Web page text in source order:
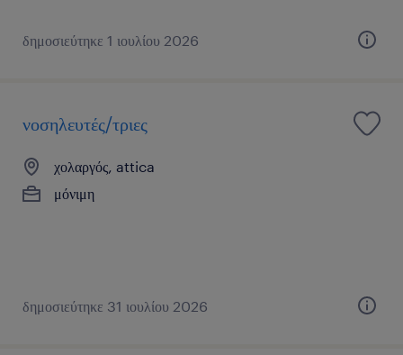
δημοσιεύτηκε 1 ιουλίου 2026
νοσηλευτές/τριες
χολαργός, attica
μόνιμη
δημοσιεύτηκε 31 ιουλίου 2026